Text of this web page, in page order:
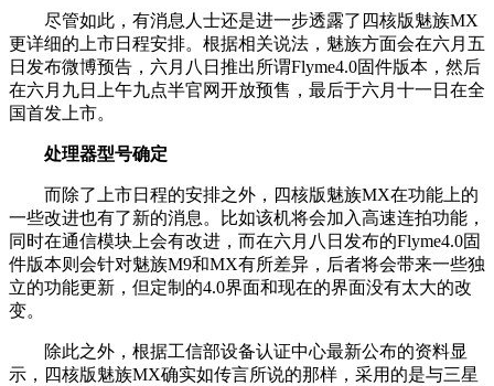
尽管如此，有消息人士还是进一步透露了四核版魅族MX
更详细的上市日程安排。根据相关说法，魅族方面会在六月五
日发布微博预告，六月八日推出所谓Flyme4.0固件版本，然后
在六月九日上午九点半官网开放预售，最后于六月十一日在全
国首发上市。
处理器型号确定
而除了上市日程的安排之外，四核版魅族MX在功能上的
一些改进也有了新的消息。比如该机将会加入高速连拍功能，
同时在通信模块上会有改进，而在六月八日发布的Flyme4.0固
件版本则会针对魅族M9和MX有所差异，后者将会带来一些独
立的功能更新，但定制的4.0界面和现在的界面没有太大的改
变。
除此之外，根据工信部设备认证中心最新公布的资料显
示，四核版魅族MX确实如传言所说的那样，采用的是与三星